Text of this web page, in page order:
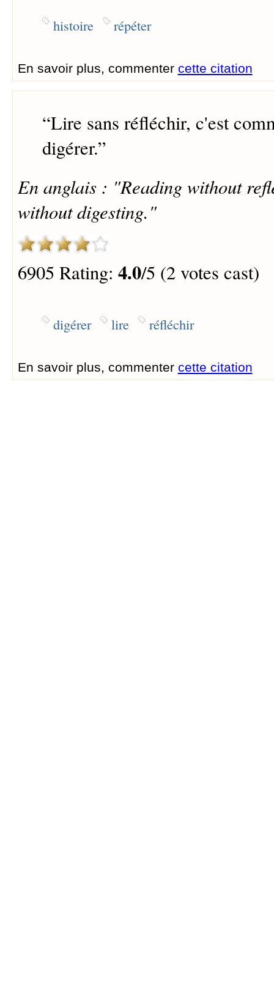
histoire répéter
En savoir plus, commenter cette citation
“Lire sans réfléchir, c'est
digérer.”
En anglais : "Reading without
without digesting."
6905 Rating: 4.0/5 (2 votes cast)
digérer lire réfléchir
En savoir plus, commenter cette citation